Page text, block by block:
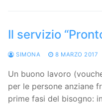
Il servizio
SIMONA 8 MARZO 2017
Un buono lavoro
per le persone anziane
prime fasi del bisogno: